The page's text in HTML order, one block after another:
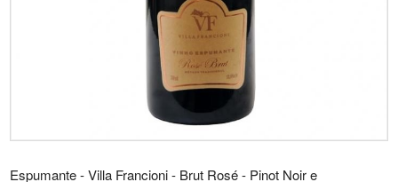
Espumante - Villa Francioni - Brut Rosé - Pinot Noir e